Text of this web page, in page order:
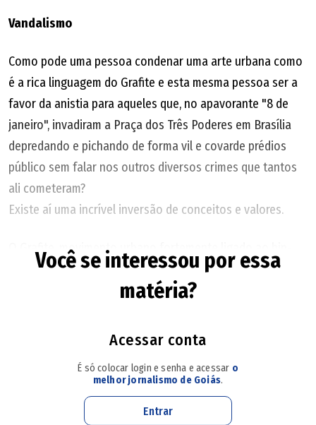
Vandalismo
Como pode uma pessoa condenar uma arte urbana como
é a rica linguagem do Grafite e esta mesma pessoa ser a
favor da anistia para aqueles que, no apavorante "8 de
janeiro", invadiram a Praça dos Três Poderes em Brasília
depredando e pichando de forma vil e covarde prédios
público sem falar nos outros diversos crimes que tantos
ali cometeram?
Existe aí uma incrível inversão de conceitos e valores.
O Grafite, movimento urbano fortemente ligado ao hip-
hop que ganhou força nas décadas de 60 e 70 sobretudo
nos EUA e na França, hoje é cultuado mundialmente sendo
todos os cantos angariando uma inquestionável
e similares são pontos estratégicos para visitas turísticas
pois, na maioria das vezes estão expostas ao ar livre e em
lugares abertos ao público.
Você se interessou por essa
matéria?
Acessar conta
É só colocar login e senha e acessar o
melhor jornalismo de Goiás.
Entrar